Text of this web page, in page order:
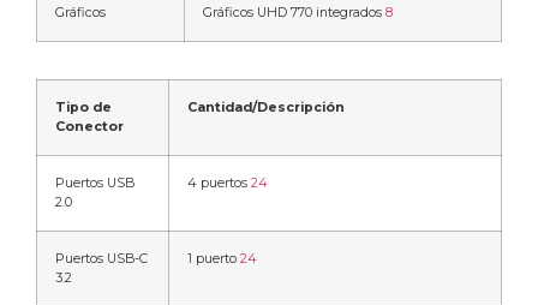
Gráficos Gráficos UHD 770 integrados 8
Tipo de
Conector
Cantidad/Descripción
Puertos USB
2.0
4 puertos 24
Puertos USB-C
3.2
1 puerto 24